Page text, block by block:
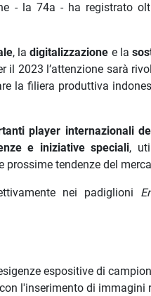
- la 74a - ha registrato
, ladigitalizzazione e la
2023 l’attenzione sarà
la filiera produttiva
player internazionali
e iniziative speciali,
prossime tendenze del
nei padiglioni
espositive di
l'inserimento di immagini